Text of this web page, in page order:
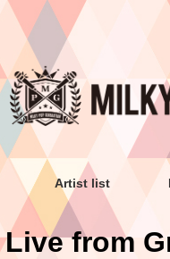
Artist list
Live from